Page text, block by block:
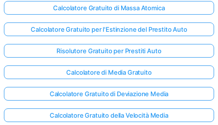
la Tua
Calcolatore Gratuito di Massa Atomica
Calcolatore Gratuito per l'Estinzione del Prestito Auto
Risolutore Gratuito per Prestiti Auto
Calcolatore di Media Gratuito
Calcolatore Gratuito di Deviazione Media
Calcolatore Gratuito della Velocità Media